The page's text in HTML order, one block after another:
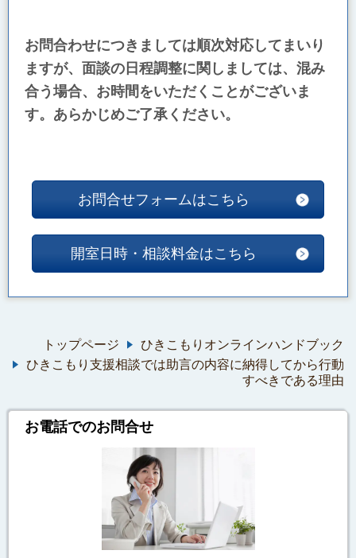
お問合わせにつきましては順次対応してまいり
ますが、面談の日程調整に関しましては、混み
合う場合、お時間をいただくことがございま
す。あらかじめご了承ください。
お問合せフォームはこちら
開室日時・相談料金はこちら
トップページ
ひきこもりオンラインハンドブック
ひきこもり支援相談では助言の内容に納得してから行動
すべきである理由
お電話でのお問合せ